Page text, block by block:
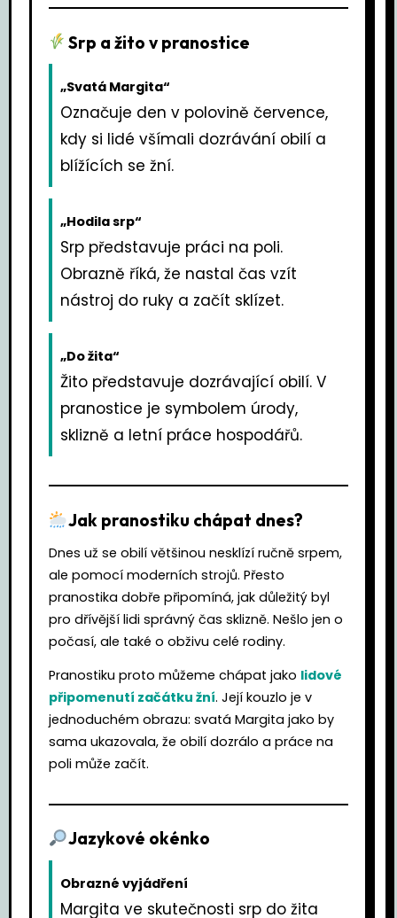
Srp a žito v pranostice
„Svatá Margita“
Označuje den v polovině července,
kdy si lidé všímali dozrávání obilí a
blížících se žní.
„Hodila srp“
Srp představuje práci na poli.
Obrazně říká, že nastal čas vzít
nástroj do ruky a začít sklízet.
„Do žita“
Žito představuje dozrávající obilí. V
pranostice je symbolem úrody,
sklizně a letní práce hospodářů.
Jak pranostiku chápat dnes?
Dnes už se obilí většinou nesklízí ručně srpem,
ale pomocí moderních strojů. Přesto
pranostika dobře připomíná, jak důležitý byl
pro dřívější lidi správný čas sklizně. Nešlo jen o
počasí, ale také o obživu celé rodiny.
Pranostiku proto můžeme chápat jako lidové
připomenutí začátku žní. Její kouzlo je v
jednoduchém obrazu: svatá Margita jako by
sama ukazovala, že obilí dozrálo a práce na
poli může začít.
Jazykové okénko
Obrazné vyjádření
Margita ve skutečnosti srp do žita